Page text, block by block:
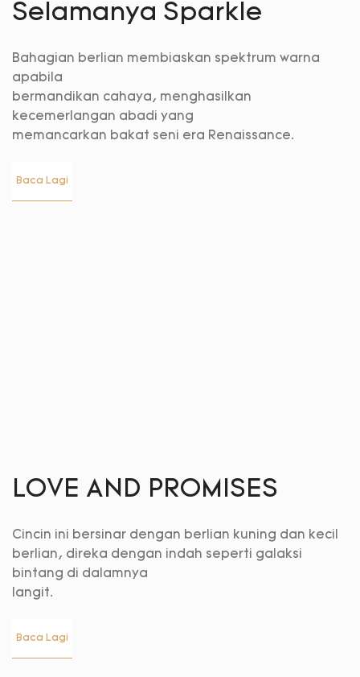
Selamanya Sparkle
Bahagian berlian membiaskan spektrum warna
apabila
bermandikan cahaya, menghasilkan
kecemerlangan abadi yang
memancarkan bakat seni era Renaissance.
Baca Lagi
LOVE AND PROMISES
Cincin ini bersinar dengan berlian kuning dan kecil
berlian, direka dengan indah seperti galaksi
bintang di dalamnya
langit.
Baca Lagi